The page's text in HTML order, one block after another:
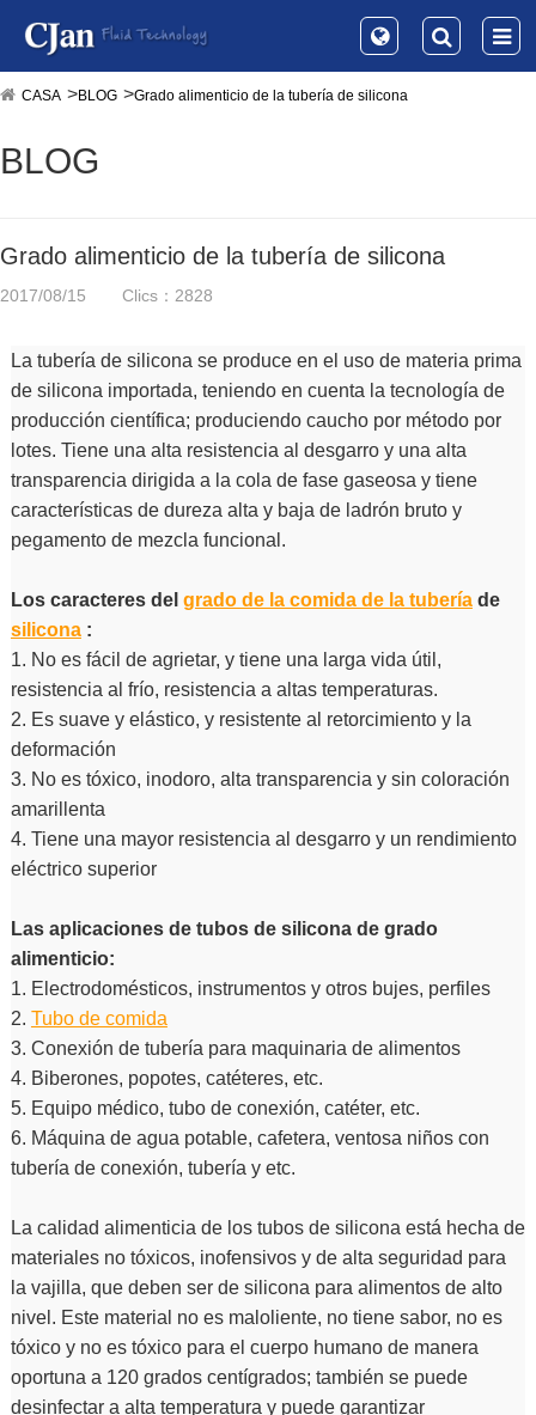
CASA BLOG Grado alimenticio de la tubería de silicona
BLOG
Grado alimenticio de la tubería de silicona
2017/08/15 Clics：2828
La tubería de silicona se produce en el uso de materia prima
de silicona importada, teniendo en cuenta la tecnología de
producción científica; produciendo caucho por método por
lotes. Tiene una alta resistencia al desgarro y una alta
transparencia dirigida a la cola de fase gaseosa y tiene
características de dureza alta y baja de ladrón bruto y
pegamento de mezcla funcional.
Los caracteres del grado de la comida de la tuberíade
silicona:
1. No es fácil de agrietar, y tiene una larga vida útil,
resistencia al frío, resistencia a altas temperaturas.
2. Es suave y elástico, y resistente al retorcimiento y la
deformación
3. No es tóxico, inodoro, alta transparencia y sin coloración
amarillenta
4. Tiene una mayor resistencia al desgarro y un rendimiento
eléctrico superior
Las aplicaciones de tubos de silicona de grado
alimenticio:
1. Electrodomésticos, instrumentos y otros bujes, perfiles
2. Tubo de comida
3. Conexión de tubería para maquinaria de alimentos
4. Biberones, popotes, catéteres, etc.
5. Equipo médico, tubo de conexión, catéter, etc.
6. Máquina de agua potable, cafetera, ventosa niños con
tubería de conexión, tubería y etc.
La calidad alimenticia de los tubos de silicona está hecha de
materiales no tóxicos, inofensivos y de alta seguridad para
la vajilla, que deben ser de silicona para alimentos de alto
nivel. Este material no es maloliente, no tiene sabor, no es
tóxico y no es tóxico para el cuerpo humano de manera
oportuna a 120 grados centígrados; también se puede
desinfectar a alta temperatura y puede garantizar